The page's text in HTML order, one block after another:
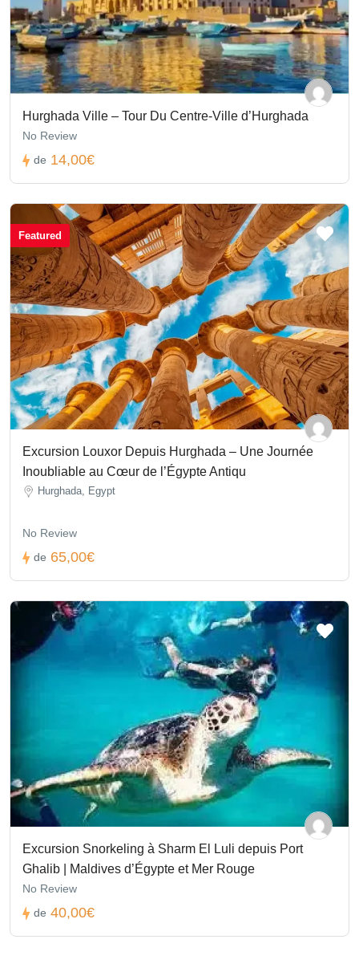
Hurghada Ville – Tour Du Centre-Ville d’Hurghada
No Review
de 14,00€
Featured
Excursion Louxor Depuis Hurghada – Une Journée
Inoubliable au Cœur de l’Égypte Antiqu
Hurghada, Egypt
No Review
de 65,00€
Excursion Snorkeling à Sharm El Luli depuis Port
Ghalib | Maldives d’Égypte et Mer Rouge
No Review
de 40,00€